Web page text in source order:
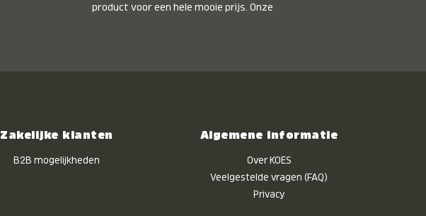
product voor een hele mooie prijs. Onze
ik ben er blij mee en zeg tegen mensen die nog
Zakelijke klanten
B2B mogelijkheden
Algemene informatie
Over KOES
Veelgestelde vragen (FAQ)
Privacy